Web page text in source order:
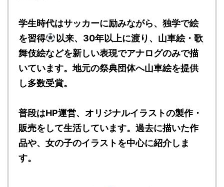
学生時代はサッカーに励みながら、独学で絵
を習得
以来、30年以上に渡り、山車絵・歌
舞伎絵などを新しい表現でアナログのみで描
いています。地元の祭典団体へ山車絵を提供
し多数受賞。
普段はHP運営、オリジナルイラストの製作・
販売をして生活しています。過去に描いた作
品や、女の子のイラストを中心に紹介しま
す。